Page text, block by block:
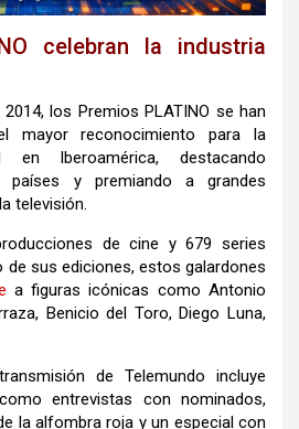
celebran la industria
los Premios PLATINO se han
mayor reconocimiento para la
en Iberoamérica, destacando
países y premiando a grandes
televisión.
de cine y 679 series
de sus ediciones, estos galardones
a figuras icónicas como Antonio
Benicio del Toro, Diego Luna,
de Telemundo incluye
entrevistas con nominados,
la alfombra roja y un especial con